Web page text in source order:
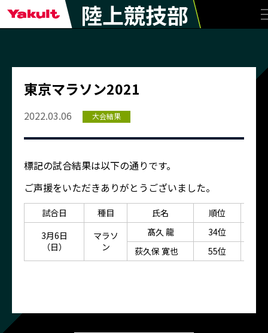
陸上競技部
東京マラソン2021
2022.03.06 大会結果
標記の試合結果は以下の通りです。
ご声援をいただきありがとうございました。
試合日 種目 氏名
順位
3月6日
（日）
マラソ
ン
髙久 龍 34位
荻久保 寛也
55位